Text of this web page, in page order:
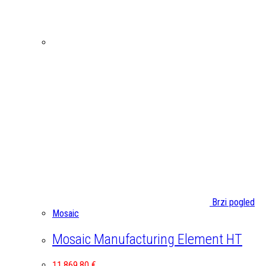
Brzi pogled
Mosaic
Mosaic Manufacturing Element HT